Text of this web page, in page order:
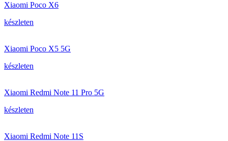
Xiaomi Poco X6
készleten
Xiaomi Poco X5 5G
készleten
Xiaomi Redmi Note 11 Pro 5G
készleten
Xiaomi Redmi Note 11S